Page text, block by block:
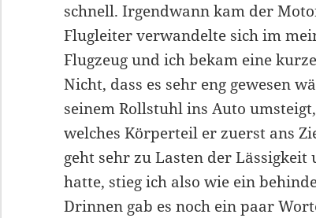
schnell. Irgendwann kam der
Flugleiter verwandelte sich im
Flugzeug und ich bekam eine
Nicht, dass es sehr eng gewesen
seinem Rollstuhl ins Auto
welches Körperteil er zuerst ans
geht sehr zu Lasten der
hatte, stieg ich also wie ein
Drinnen gab es noch ein paar